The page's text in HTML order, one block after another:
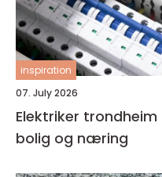
inspiration
07. July 2026
Elektriker trondheim trygge løsninger for
bolig og næring